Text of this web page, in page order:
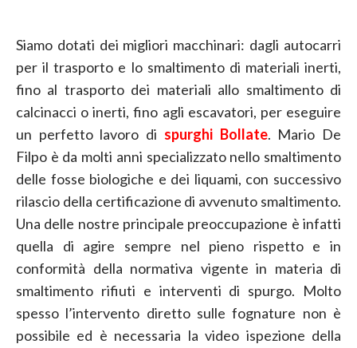
Siamo dotati dei migliori macchinari: dagli autocarri
per il trasporto e lo smaltimento di materiali inerti,
fino al trasporto dei materiali allo smaltimento di
calcinacci o inerti, fino agli escavatori, per eseguire
un perfetto lavoro di spurghi Bollate. Mario De
Filpo è da molti anni specializzato nello smaltimento
delle fosse biologiche e dei liquami, con successivo
rilascio della certificazione di avvenuto smaltimento.
Una delle nostre principale preoccupazione è infatti
quella di agire sempre nel pieno rispetto e in
conformità della normativa vigente in materia di
smaltimento rifiuti e interventi di spurgo. Molto
spesso l’intervento diretto sulle fognature non è
possibile ed è necessaria la video ispezione della